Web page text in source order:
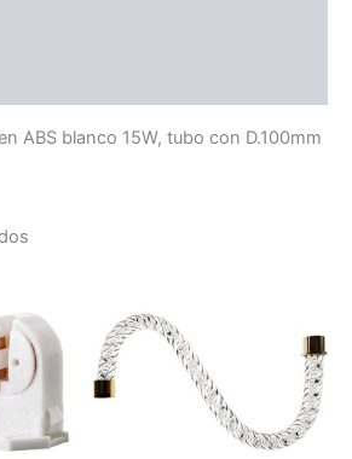
ABS blanco 15W, tubo con D.100mm